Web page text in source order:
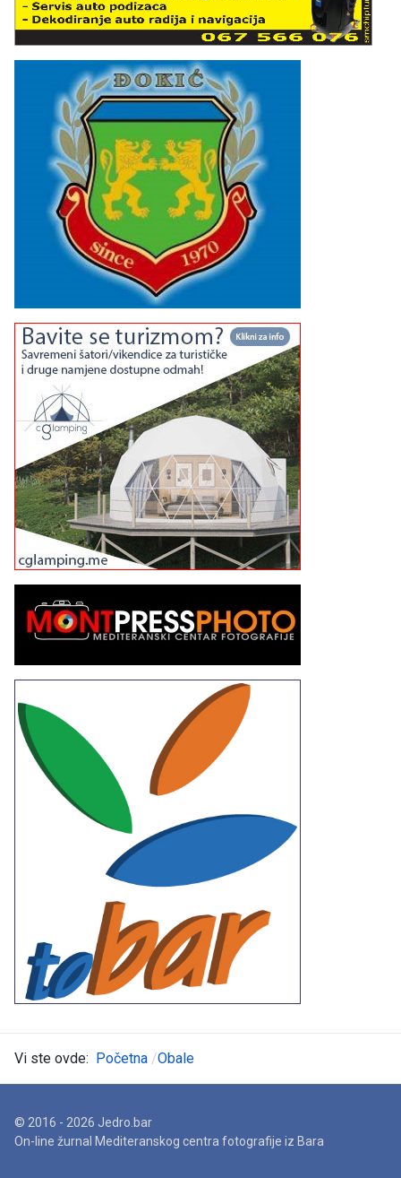
Vi ste ovde: Početna Obale
© 2016 - 2026 Jedro.bar
On-line žurnal Mediteranskog centra fotografije iz Bara